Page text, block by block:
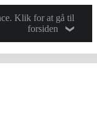
Klik for at gå til
forsiden